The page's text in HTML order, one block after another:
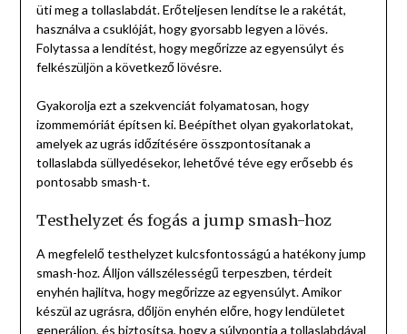
üti meg a tollaslabdát. Erőteljesen lendítse le a rakétát,
használva a csuklóját, hogy gyorsabb legyen a lövés.
Folytassa a lendítést, hogy megőrizze az egyensúlyt és
felkészüljön a következő lövésre.
Gyakorolja ezt a szekvenciát folyamatosan, hogy
izommemóriát építsen ki. Beépíthet olyan gyakorlatokat,
amelyek az ugrás időzítésére összpontosítanak a
tollaslabda süllyedésekor, lehetővé téve egy erősebb és
pontosabb smash-t.
Testhelyzet és fogás a jump smash-hoz
A megfelelő testhelyzet kulcsfontosságú a hatékony jump
smash-hoz. Álljon vállszélességű terpeszben, térdeit
enyhén hajlítva, hogy megőrizze az egyensúlyt. Amikor
készül az ugrásra, dőljön enyhén előre, hogy lendületet
generáljon, és biztosítsa, hogy a súlypontja a tollaslabdával